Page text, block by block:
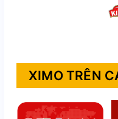
XIMO TRÊN